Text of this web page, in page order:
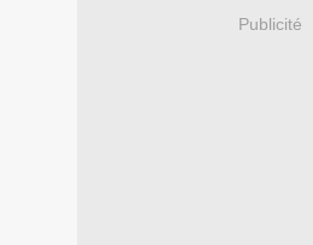
Publicité